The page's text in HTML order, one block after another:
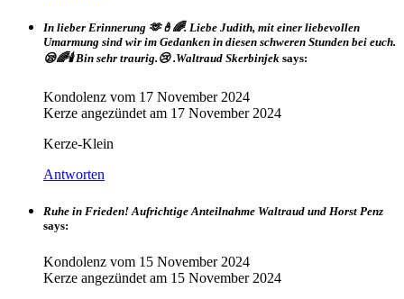
In lieber Erinnerung 🫶🕯🌈. Liebe Judith, mit einer liebevollen
Umarmung sind wir im Gedanken in diesen schweren Stunden bei euch.
😪🌈🕯 Bin sehr traurig.😢 .Waltraud Skerbinjek says:
Kondolenz vom 17 November 2024
Kerze angezündet am 17 November 2024
Kerze-Klein
Antworten
Ruhe in Frieden! Aufrichtige Anteilnahme Waltraud und Horst Penz
says:
Kondolenz vom 15 November 2024
Kerze angezündet am 15 November 2024